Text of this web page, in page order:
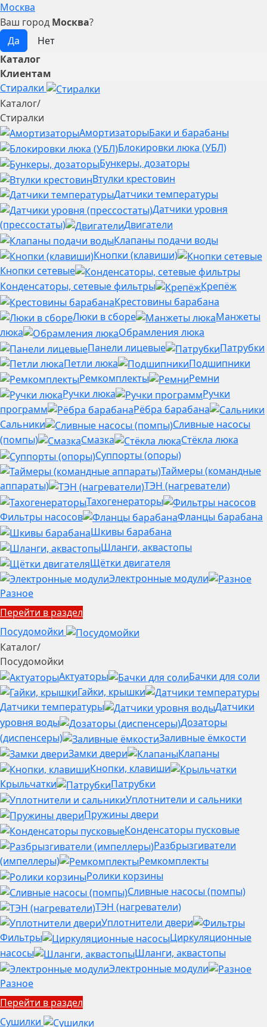
Москва
Ваш город Москва?
Каталог
Клиентам
Стиралки
Каталог/
Стиралки
АмортизаторыБаки и барабаны
Блокировки люка (УБЛ)
Бункеры, дозаторы
Втулки крестовин
Датчики температуры
Датчики уровня
(прессостаты)
Двигатели
Клапаны подачи воды
Кнопки (клавиши)
Кнопки сетевые
Конденсаторы, сетевые фильтры
Крепёж
Крестовины барабана
Люки в сборе
Манжеты
люка
Обрамления люка
Панели лицевые
Патрубки
Петли люка
Подшипники
Ремкомплекты
Ремни
Ручки люка
Ручки
программ
Рёбра барабана
Сальники
Сливные насосы
(помпы)
Смазка
Стёкла люка
Суппорты (опоры)
Таймеры (командные
аппараты)
ТЭН (нагреватели)
Тахогенераторы
Фильтры насосов
Фланцы барабана
Шкивы барабана
Шланги, аквастопы
Щётки двигателя
Электронные модули
Разное
Перейти в раздел
Посудомойки
Каталог/
Посудомойки
Актуаторы
Бачки для соли
Гайки, крышки
Датчики температуры
Датчики
уровня воды
Дозаторы
(диспенсеры)
Заливные ёмкости
Замки двери
Клапаны
Кнопки, клавиши
Крыльчатки
Патрубки
Уплотнители и сальники
Пружины двери
Конденсаторы пусковые
Разбрызгиватели
(импеллеры)
Ремкомплекты
Ролики корзины
Сливные насосы (помпы)
ТЭН (нагреватели)
Уплотнители двери
Фильтры
Циркуляционные
насосы
Шланги, аквастопы
Электронные модули
Разное
Перейти в раздел
Сушилки